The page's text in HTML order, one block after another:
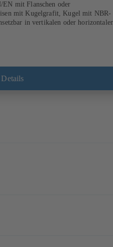
EN mit Flanschen oder
mit Kugelgrafit, Kugel mit NBR-
in vertikalen oder
Details